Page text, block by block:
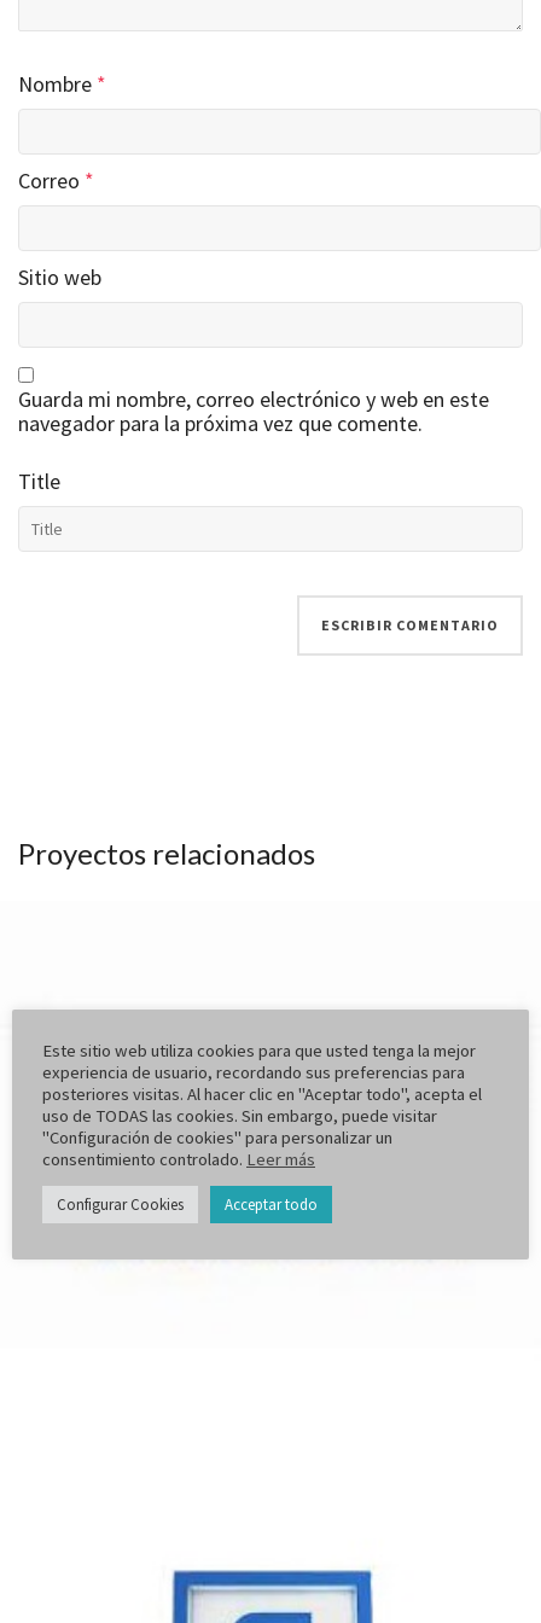
Nombre *
Correo *
Sitio web
Guarda mi nombre, correo electrónico y web en este
navegador para la próxima vez que comente.
Title
Proyectos relacionados
Este sitio web utiliza cookies para que usted tenga la mejor
experiencia de usuario, recordando sus preferencias para
posteriores visitas. Al hacer clic en "Aceptar todo", acepta el
uso de TODAS las cookies. Sin embargo, puede visitar
"Configuración de cookies" para personalizar un
consentimiento controlado. Leer más
Configurar Cookies Acceptar todo